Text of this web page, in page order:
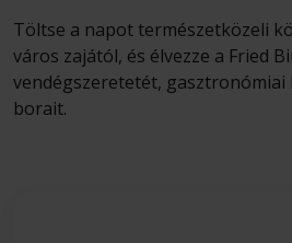
Töltse a napot természetközeli
város zajától, és élvezze a Fried
vendégszeretetét, gasztronómiai
borait.